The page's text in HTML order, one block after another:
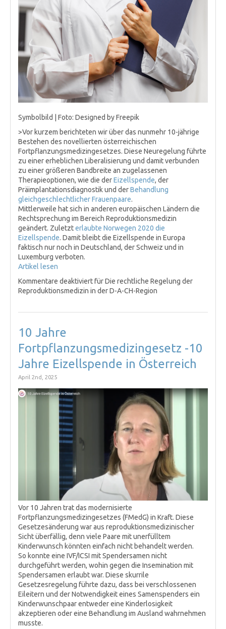
Symbolbild | Foto: Designed by Freepik
>Vor kurzem berichteten wir über das nunmehr 10-jährige
Bestehen des novellierten österreichischen
Fortpflanzungsmedizingesetzes. Diese Neuregelung führte
zu einer erheblichen Liberalisierung und damit verbunden
zu einer größeren Bandbreite an zugelassenen
Therapieoptionen, wie die derEizellspende, der
Präimplantationsdiagnostik und derBehandlung
gleichgeschlechtlicher Frauenpaare.
Mittlerweile hat sich in anderen europäischen Ländern die
Rechtsprechung im Bereich Reproduktionsmedizin
geändert. Zuletzterlaubte Norwegen 2020 die
Eizellspende. Damit bleibt die Eizellspende in Europa
faktisch nur noch in Deutschland, der Schweiz und in
Luxemburg verboten.
Artikel lesen
Kommentare deaktiviertfür Die rechtliche Regelung der
Reproduktionsmedizin in der D-A-CH-Region
10 Jahre
Fortpflanzungsmedizingesetz -10
Jahre Eizellspende in Österreich
April 2nd, 2025
Vor 10 Jahren trat das modernisierte
Fortpflanzungsmedizingesetzes (FMedG) in Kraft. Diese
Gesetzesänderung war aus reproduktionsmedizinischer
Sicht überfällig, denn viele Paare mit unerfülltem
Kinderwunsch könnten einfach nicht behandelt werden.
So konnte eine IVF/ICSI mit Spendersamen nicht
durchgeführt werden, wohin gegen die Insemination mit
Spendersamen erlaubt war. Diese skurrile
Gesetzesregelung führte dazu, dass bei verschlossenen
Eileitern und der Notwendigkeit eines Samenspenders ein
Kinderwunschpaar entweder eine Kinderlosigkeit
akzeptieren oder eine Behandlung im Ausland wahrnehmen
musste.